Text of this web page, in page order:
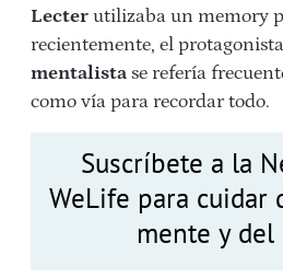
Lecter utilizaba un memory
recientemente, el
mentalista se refería
como vía para recordar todo.
Suscríbete a la
WeLife para cuidar
mente y del